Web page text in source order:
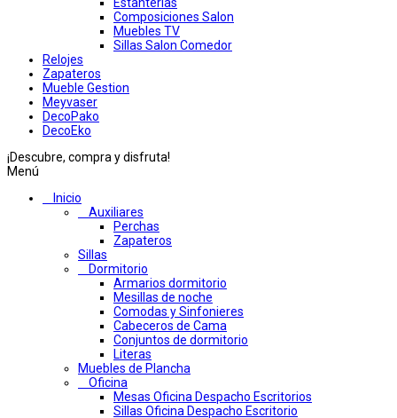
Estanterias
Composiciones Salon
Muebles TV
Sillas Salon Comedor
Relojes
Zapateros
Mueble Gestion
Meyvaser
DecoPako
DecoEko
¡Descubre, compra y disfruta!
Menú
Inicio
Auxiliares
Perchas
Zapateros
Sillas
Dormitorio
Armarios dormitorio
Mesillas de noche
Comodas y Sinfonieres
Cabeceros de Cama
Conjuntos de dormitorio
Literas
Muebles de Plancha
Oficina
Mesas Oficina Despacho Escritorios
Sillas Oficina Despacho Escritorio